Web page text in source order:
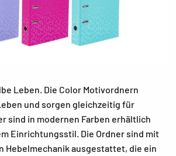
Leben. Die Color Motivordnern
und sorgen gleichzeitig für
sind in modernen Farben erhältlich
Einrichtungsstil. Die Ordner sind mit
Hebelmechanik ausgestattet, die ein